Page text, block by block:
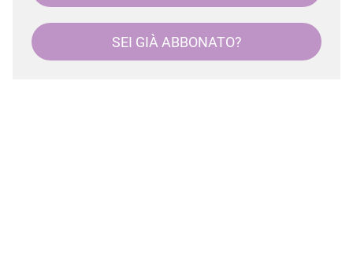
SEI GIÀ ABBONATO?